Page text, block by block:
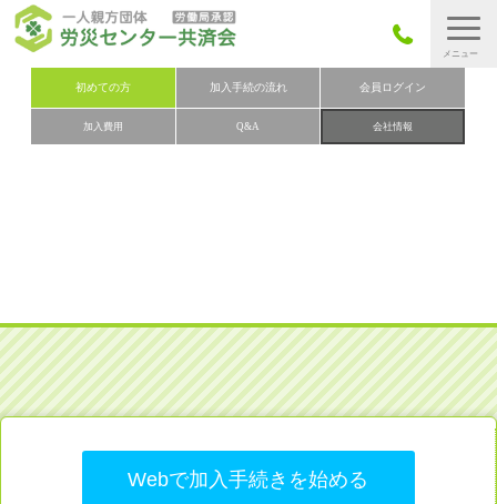
初めての方 加入手続の流れ 会員ログイン
加入費用 Q&A 会社情報
労災保険とは
労災保険の取りまとめ
お問い合わせ
会員メニュー
Webで加入手続きを始める